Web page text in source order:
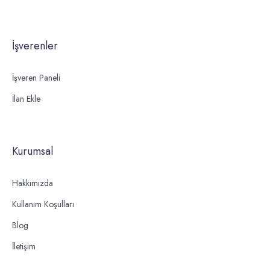
İşverenler
İşveren Paneli
İlan Ekle
Kurumsal
Hakkımızda
Kullanım Koşulları
Blog
İletişim